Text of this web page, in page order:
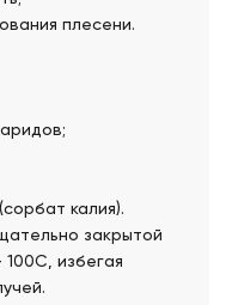
плесени.
калия).
закрытой
100С, избегая